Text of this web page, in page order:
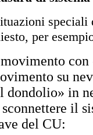
speciali
per
su
dondolio» in
il
del CU: